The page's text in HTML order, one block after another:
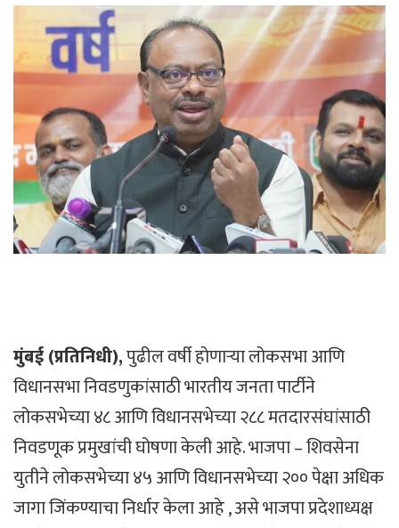
मुंबई (प्रतिनिधी),पुढील वर्षी होणाऱ्या लोकसभा आणि
विधानसभा निवडणुकांसाठी भारतीय जनता पार्टीने
लोकसभेच्या ४८ आणि विधानसभेच्या २८८ मतदारसंघांसाठी
निवडणूक प्रमुखांची घोषणा केली आहे. भाजपा – शिवसेना
युतीने लोकसभेच्या ४५ आणि विधानसभेच्या २०० पेक्षा अधिक
जागा जिंकण्याचा निर्धार केला आहे , असे भाजपा प्रदेशाध्यक्ष